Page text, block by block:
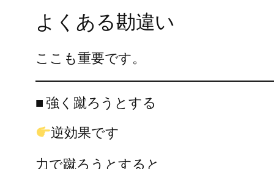
よくある勘違い
ここも重要です。
■ 強く蹴ろうとする
逆効果です
力で蹴ろうとすると